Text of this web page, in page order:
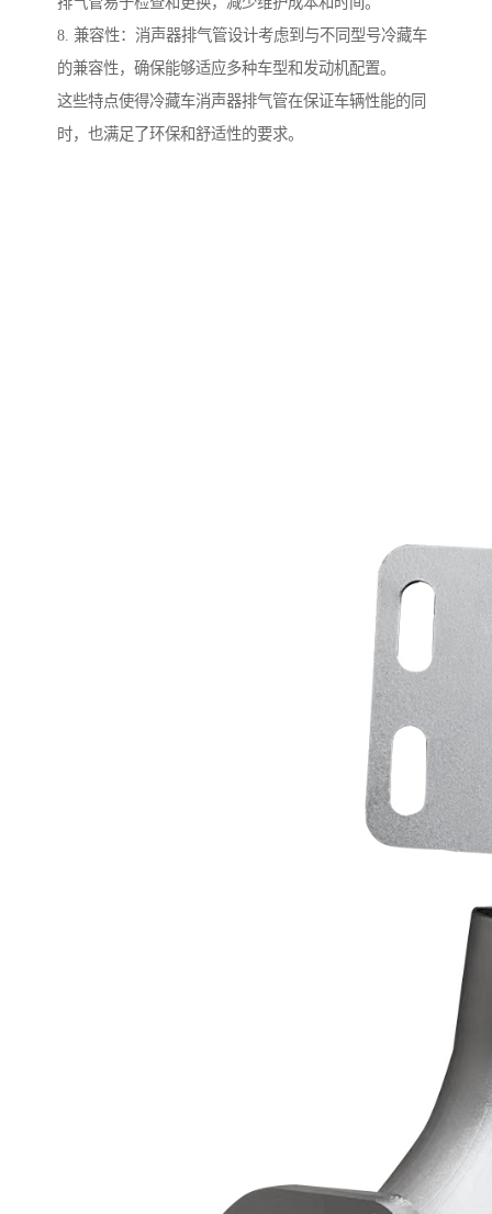
8. 兼容性：消声器排气管设计考虑到与不同型号冷藏车
的兼容性，确保能够适应多种车型和发动机配置。
这些特点使得冷藏车消声器排气管在保证车辆性能的同
时，也满足了环保和舒适性的要求。